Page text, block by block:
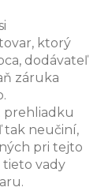
ktorý
dodávateľ
záruka
prehliadku
tak neučiní,
pri tejto
tieto vady